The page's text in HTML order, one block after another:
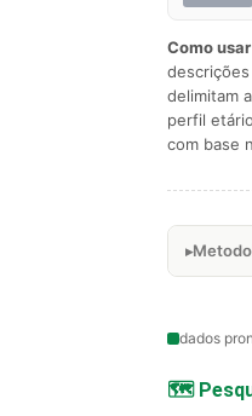
Como
delimitam
perfil
com base
dados
🗺️